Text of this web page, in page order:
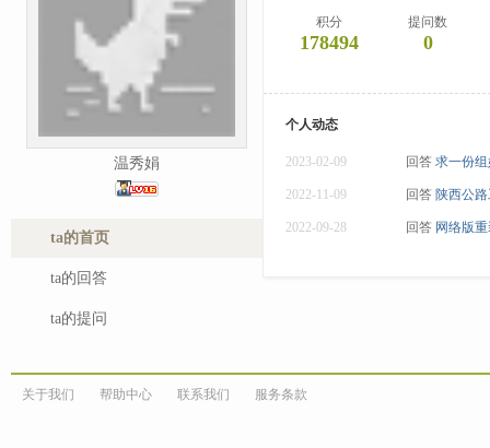
温秀娟
ta的首页
ta的回答
ta的提问
积分
178494
提问数
0
个人动态
2023-02-09 回答 求一份
2022-11-09 回答 陕西公
2022-09-28 回答 网络版
关于我们 帮助中心 联系我们 服务条款